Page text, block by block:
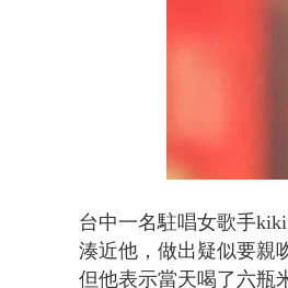
台中一名駐唱女歌手
湊近他，做出疑似要親
但他表示當天喝了六瓶